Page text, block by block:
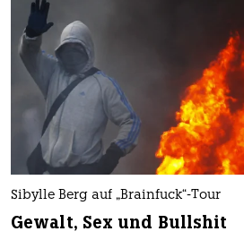
Sibylle Berg auf „Brainfuck“-Tour
Gewalt, Sex und Bullshit